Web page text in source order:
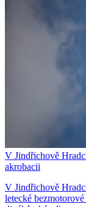
V Jindřichově
akrobacii
V Jindřichově
letecké